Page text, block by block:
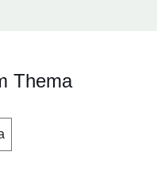
Thema